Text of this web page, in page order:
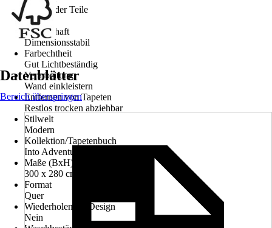
Anzahl der Teile
6
Eigenschaft
Dimensionsstabil
Farbechtheit
Gut Lichtbeständig
Verarbeitung
Wand einkleistern
Entfernen von Tapeten
Restlos trocken abziehbar
Stilwelt
Modern
Kollektion/Tapetenbuch
Into Adventure
Maße (BxH)
300 x 280 cm
Format
Quer
Wiederholendes Design
Nein
Datenblätter
Bereich überspringen